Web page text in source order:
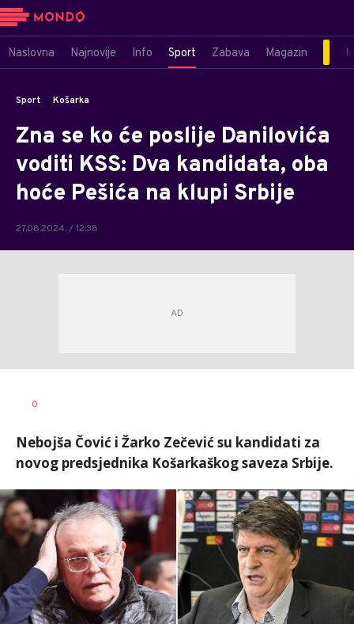
Naslovna Najnovije Info Sport Zabava Magazin
Sport Košarka
Zna se ko će poslije Danilovića
voditi KSS: Dva kandidata, oba
hoće Pešića na klupi Srbije
27.08.2024. / 12:38
0
Nebojša Čović i Žarko Zečević su kandidati za
novog predsjednika Košarkaškog saveza Srbije.